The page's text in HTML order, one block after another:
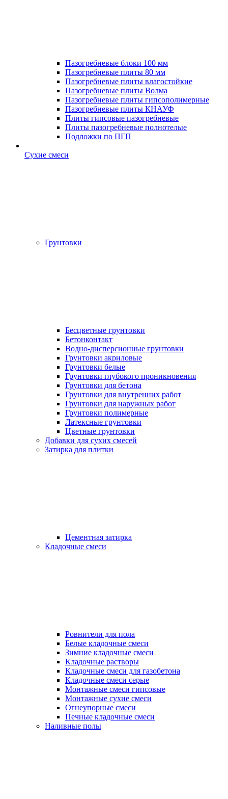
Пазогребневые блоки 100 мм
Пазогребневые плиты 80 мм
Пазогребневые плиты влагостойкие
Пазогребневые плиты Волма
Пазогребневые плиты гипсополимерные
Пазогребневые плиты КНАУФ
Плиты гипсовые пазогребневые
Плиты пазогребневые полнотелые
Подложки по ПГП
Сухие смеси
Грунтовки
Бесцветные грунтовки
Бетонконтакт
Водно-дисперсионные грунтовки
Грунтовки акриловые
Грунтовки белые
Грунтовки глубокого проникновения
Грунтовки для бетона
Грунтовки для внутренних работ
Грунтовки для наружных работ
Грунтовки полимерные
Латексные грунтовки
Цветные грунтовки
Добавки для сухих смесей
Затирка для плитки
Цементная затирка
Кладочные смеси
Ровнители для пола
Белые кладочные смеси
Зимние кладочные смеси
Кладочные растворы
Кладочные смеси для газобетона
Кладочные смеси серые
Монтажные смеси гипсовые
Монтажные сухие смеси
Огнеупорные смеси
Печные кладочные смеси
Наливные полы